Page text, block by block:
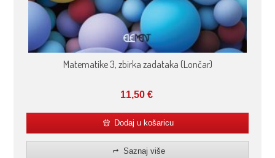
Matematike 3, zbirka zadataka (Lončar)
11,50 €
Dodaj u košaricu
Saznaj više